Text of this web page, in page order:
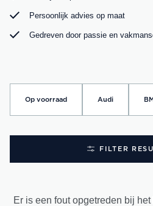
Persoonlijk advies op maat
Gedreven door passie en
Op voorraad Audi
FILTER
Er is een fout opgetreden bij